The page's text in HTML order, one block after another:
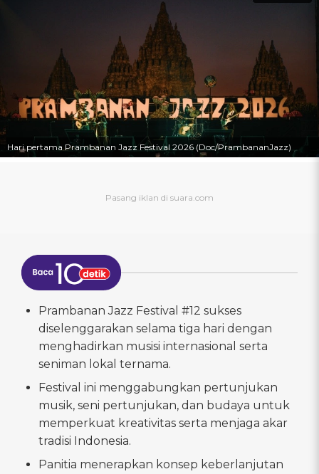
Hari pertama Prambanan Jazz Festival 2026 (Doc/PrambananJazz)
Prambanan Jazz Festival #12 sukses
diselenggarakan selama tiga hari dengan
menghadirkan musisi internasional serta
seniman lokal ternama.
Festival ini menggabungkan pertunjukan
musik, seni pertunjukan, dan budaya untuk
memperkuat kreativitas serta menjaga akar
tradisi Indonesia.
Panitia menerapkan konsep keberlanjutan